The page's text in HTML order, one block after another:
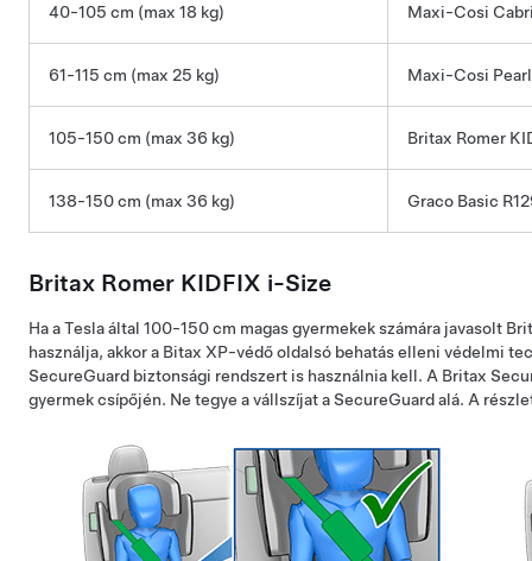
40-105 cm (max 18 kg) Maxi-Cosi
61-115 cm (max 25 kg) Maxi-Cosi
105-150 cm (max 36 kg) Britax Romer
138-150 cm (max 36 kg) Graco Basic
Britax Romer KIDFIX i-Size
Ha a Tesla által 100-150 cm magas gyermekek számára javasolt
használja, akkor a Bitax XP-védő oldalsó behatás elleni védelmi
SecureGuard biztonsági rendszert is használnia kell. A Britax
gyermek csípőjén. Ne tegye a vállszíjat a SecureGuard alá. A